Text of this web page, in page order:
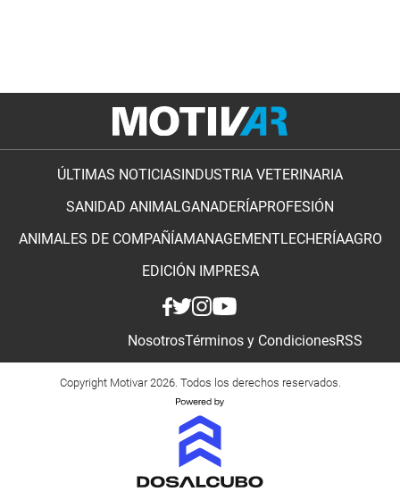
ÚLTIMAS NOTICIAS INDUSTRIA VETERINARIA
SANIDAD ANIMALGANADERÍAPROFESIÓN
ANIMALES DE COMPAÑÍAMANAGEMENTLECHERÍAAGRO
EDICIÓN IMPRESA
NosotrosTérminos y CondicionesRSS
Copyright Motivar 2026. Todos los derechos reservados.